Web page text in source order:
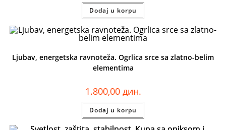
Dodaj u korpu
Ljubav, energetska ravnoteža. Ogrlica srce sa zlatno-belim
elementima
1.800,00 дин.
Dodaj u korpu